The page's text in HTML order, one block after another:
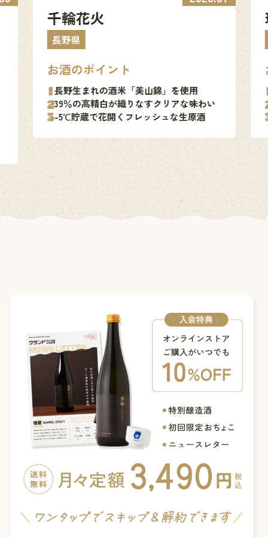
千輪花火
長野県
お酒のポイント
長野生まれの酒米「美山錦」を使用
39％の高精白が織りなすクリアな味わい
-5℃貯蔵で花開くフレッシュな生原酒